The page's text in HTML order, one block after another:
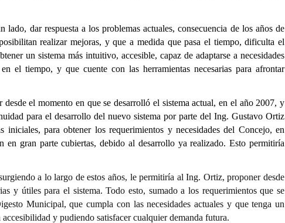
dar respuesta a los problemas actuales, consecuencia de los años de
realizar mejoras, y que a medida que pasa el tiempo, dificulta el
un sistema más intuitivo, accesible, capaz de adaptarse a necesidades
el tiempo, y que cuente con las herramientas necesarias para afrontar
el momento en que se desarrolló el sistema actual, en el año 2007, y
para el desarrollo del nuevo sistema por parte del Ing. Gustavo Ortiz
iniciales, para obtener los requerimientos y necesidades del Concejo, en
en gran partecubiertas, debido al desarrollo ya realizado. Esto permitiría
a lo largo de estos años, le permitiría al Ing. Ortiz, proponer desde
y útiles para el sistema. Todo esto, sumado a los requerimientos que se
Municipal, que cumpla con las necesidades actuales y que tenga un
y pudiendo satisfacer cualquier demanda futura.